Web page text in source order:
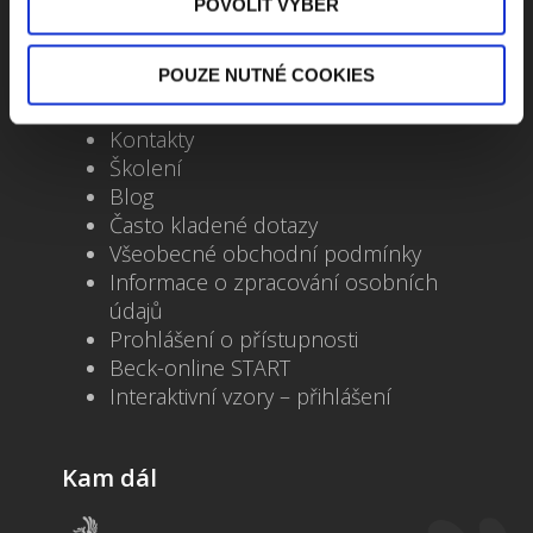
POVOLIT VÝBĚR
POUZE NUTNÉ COOKIES
Důležité odkazy
Kontakty
Školení
Blog
Často kladené dotazy
Všeobecné obchodní podmínky
Informace o zpracování osobních
údajů
Prohlášení o přístupnosti
Beck-online START
Interaktivní vzory – přihlášení
Kam dál